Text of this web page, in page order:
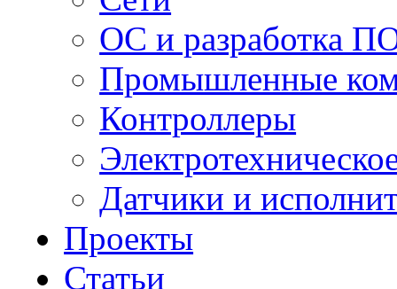
ОС и разработка
Промышленные
Контроллеры
Датчики и
Проекты
Статьи